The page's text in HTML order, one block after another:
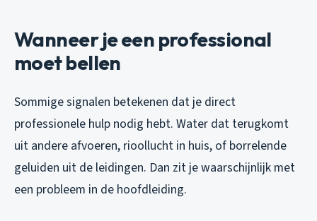
Wanneer je een professional
moet bellen
Sommige signalen betekenen dat je direct
professionele hulp nodig hebt. Water dat terugkomt
uit andere afvoeren, rioollucht in huis, of borrelende
geluiden uit de leidingen. Dan zit je waarschijnlijk met
een probleem in de hoofdleiding.